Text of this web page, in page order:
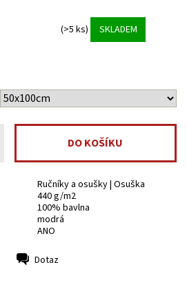
(>5 ks) SKLADEM
Ručníky a osušky | Osuška
440 g/m2
100% bavlna
modrá
ANO
Dotaz